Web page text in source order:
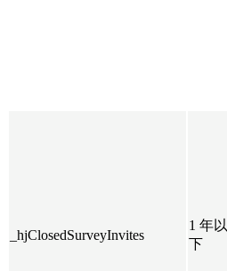
_hjClosedSurveyInvites
1 年以
下